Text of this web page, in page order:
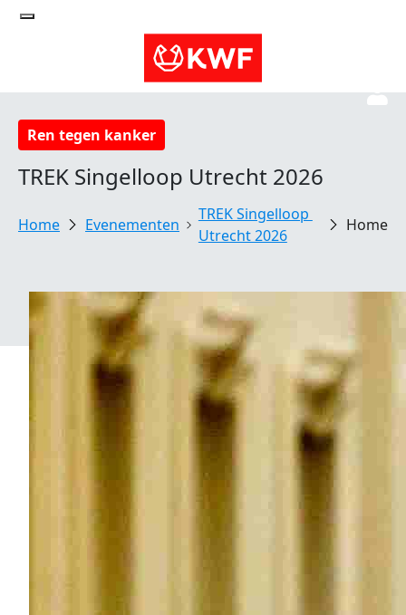
Ren tegen kanker
TREK Singelloop Utrecht 2026
Evenementen
TREK Singelloop
Utrecht 2026
Home